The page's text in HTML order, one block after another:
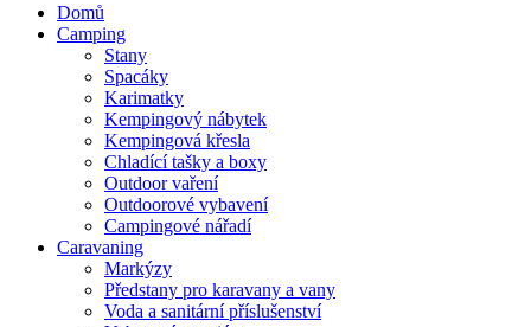
Domů
Camping
Stany
Spacáky
Karimatky
Kempingový nábytek
Kempingová křesla
Chladící tašky a boxy
Outdoor vaření
Outdoorové vybavení
Campingové nářadí
Caravaning
Markýzy
Předstany pro karavany a vany
Voda a sanitární příslušenství